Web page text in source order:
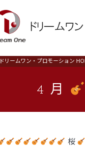
ドリームワン・プロモーション
4月
桜